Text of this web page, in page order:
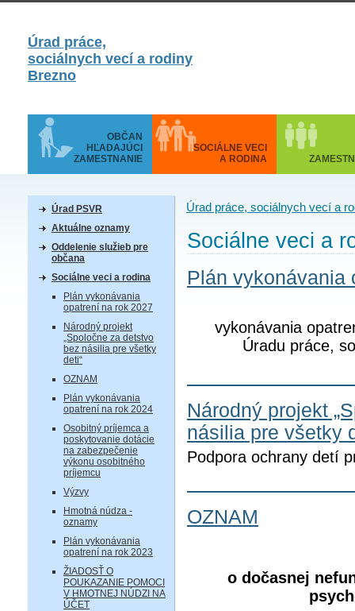
Úrad práce,
sociálnych vecí a rodiny
Brezno
OBČAN
HĽADAJÚCI
ZAMESTNANIE
SOCIÁLNE VECI
A RODINA
Úrad PSVR
Aktuálne oznamy
Oddelenie služieb pre
občana
Sociálne veci a rodina
Plán vykonávania
opatrení na rok 2027
Národný projekt
„Spoločne za detstvo
bez násilia pre všetky
deti“
OZNAM
Plán vykonávania
opatrení na rok 2024
Osobitný príjemca a
poskytovanie dotácie
na zabezpečenie
výkonu osobitného
príjemcu
Výzvy
Hmotná núdza -
oznamy
Plán vykonávania
opatrení na rok 2023
ŽIADOSŤ O
POUKAZANIE POMOCI
V HMOTNEJ NÚDZI NA
ÚČET
Úrad práce, sociálnych vecí a
Sociálne veci a
Plán vykonávania
vykonávania
Úradu práce,
Národný projekt
násilia pre všetky
Podpora ochrany detí
OZNAM
o dočasnej